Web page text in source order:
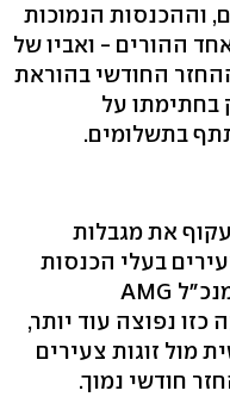
וההכנסות הנמוכות
ההורים - ואביו של
החודשי בהוראת
בחתימתו על
בתשלומים.
את מגבלות
בעלי הכנסות
נמוכות. לדברי עמית קמינסקי, מנכ"ל AMG
נפוצה עוד יותר,
מול זוגות צעירים
חודשי נמוך.